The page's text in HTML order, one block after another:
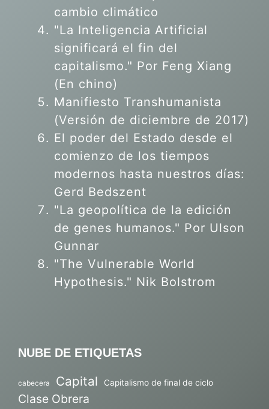
cambio climático
"La Inteligencia Artificial
significará el fin del
capitalismo." Por Feng Xiang
(En chino)
Manifiesto Transhumanista
(Versión de diciembre de 2017)
El poder del Estado desde el
comienzo de los tiempos
modernos hasta nuestros días:
Gerd Bedszent
"La geopolítica de la edición
de genes humanos." Por Ulson
Gunnar
"The Vulnerable World
Hypothesis." Nik Bolstrom
NUBE DE ETIQUETAS
cabecera Capital Capitalismo de final de ciclo
Clase Obrera